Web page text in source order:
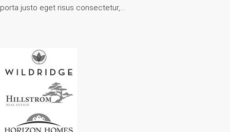
porta justo eget risus consectetur,…